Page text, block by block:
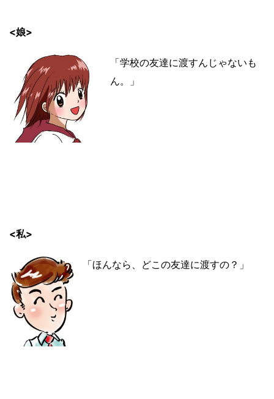
<娘>
「学校の友達に渡すんじゃないも
ん。」
<私>
「ほんなら、どこの友達に渡すの？」